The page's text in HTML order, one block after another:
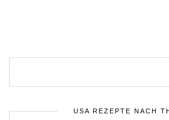
USA REZEPTE NACH